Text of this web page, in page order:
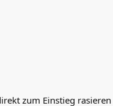
zum Einstieg